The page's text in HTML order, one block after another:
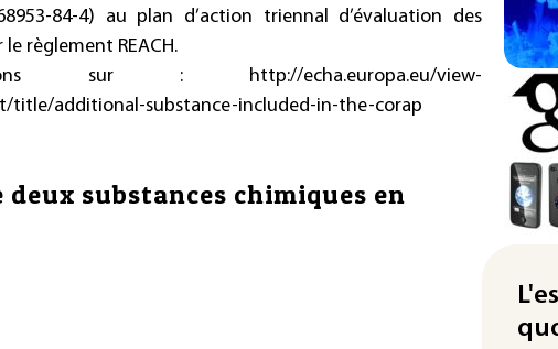
84-4) au plan d’action triennal d’évaluation des
règlement REACH.
sur : http://echa.europa.eu/view-
title/additional-substance-included-in-the-corap
substances chimiques en
de
La